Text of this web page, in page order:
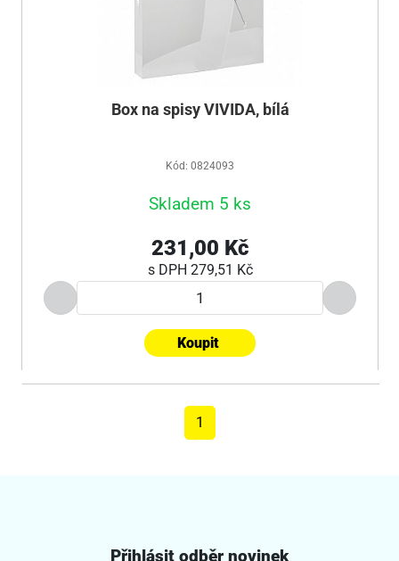
Box na spisy VIVIDA, bílá
Kód: 0824093
Skladem 5 ks
231,00 Kč
s DPH 279,51 Kč
Koupit
1
Přihlásit odběr novinek